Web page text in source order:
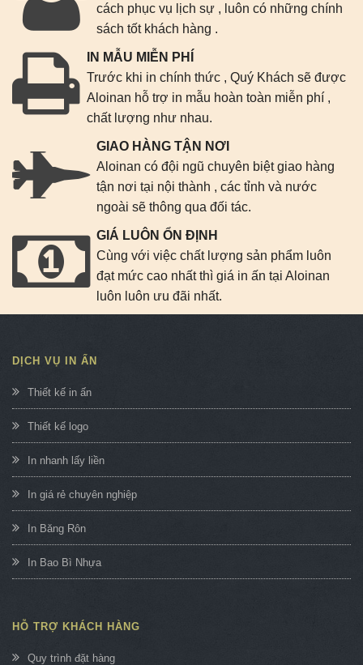
cách phục vụ lịch sự , luôn có những chính
sách tốt khách hàng .
IN MẪU MIỄN PHÍ
Trước khi in chính thức , Quý Khách sẽ được
Aloinan hỗ trợ in mẫu hoàn toàn miễn phí ,
chất lượng như nhau.
GIAO HÀNG TẬN NƠI
Aloinan có đội ngũ chuyên biệt giao hàng
tận nơi tại nội thành , các tỉnh và nước
ngoài sẽ thông qua đối tác.
GIÁ LUÔN ỔN ĐỊNH
Cùng với việc chất lượng sản phẩm luôn
đạt mức cao nhất thì giá in ấn tại Aloinan
luôn luôn ưu đãi nhất.
DỊCH VỤ IN ẤN
Thiết kế in ấn
Thiết kế logo
In nhanh lấy liền
In giá rẻ chuyên nghiệp
In Băng Rôn
In Bao Bì Nhựa
HỖ TRỢ KHÁCH HÀNG
Quy trình đặt hàng